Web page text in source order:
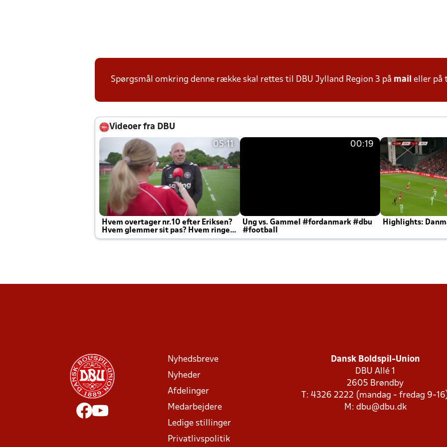
Spørgsmål omkring denne række skal rettes til DBU Jylland Region 3 på mail eller på
Videoer fra DBU
05:11
Hvem overtager nr.10 efter Eriksen?
Hvem glemmer sit pas? Hvem ringer
Joachim altid til efter kampe?
00:19
Ung vs. Gammel #fordanmark #dbu
#football
Highlights:
Nyhedsbreve
Nyheder
Afdelinger
Medarbejdere
Ledige stillinger
Privatlivspolitik
Dansk Boldspil-Union
DBU Allé 1
2605 Brøndby
T: 4326 2222 (mandag - fredag 9-
M: dbu@dbu.dk